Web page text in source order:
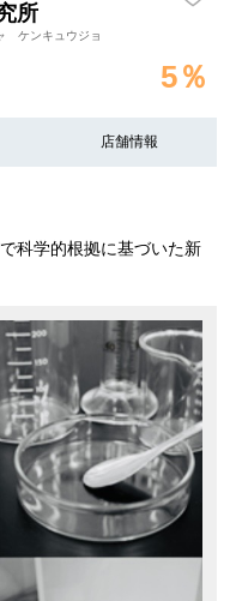
所
ケンキュウジョ
5％
店舗情報
科学的根拠に基づいた新